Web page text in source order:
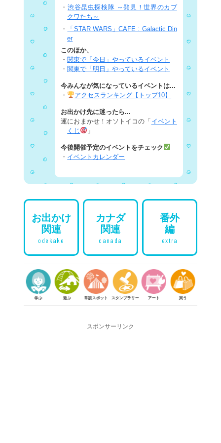
・ 渋谷昆虫探検隊 ～発見！世界のカブ
クワたち～
・
「STAR WARS」CAFE : Galactic Din
er
このほか、
・ 関東で「今日」やっているイベント
・ 関東で「明日」やっているイベント
今みんなが気になっているイベントは...
・
アクセスランキング【トップ10】
お出かけ先に迷ったら...
運におまかせ！オソトイコの「 イベント
くじ
」
今後開催予定のイベントをチェック
・ イベントカレンダー
お出かけ
関連
odekake
カナダ
関連
canada
番外
編
extra
遊ぶ 常設スポット スタンプラリー アート 買う 体験する
スポンサーリンク